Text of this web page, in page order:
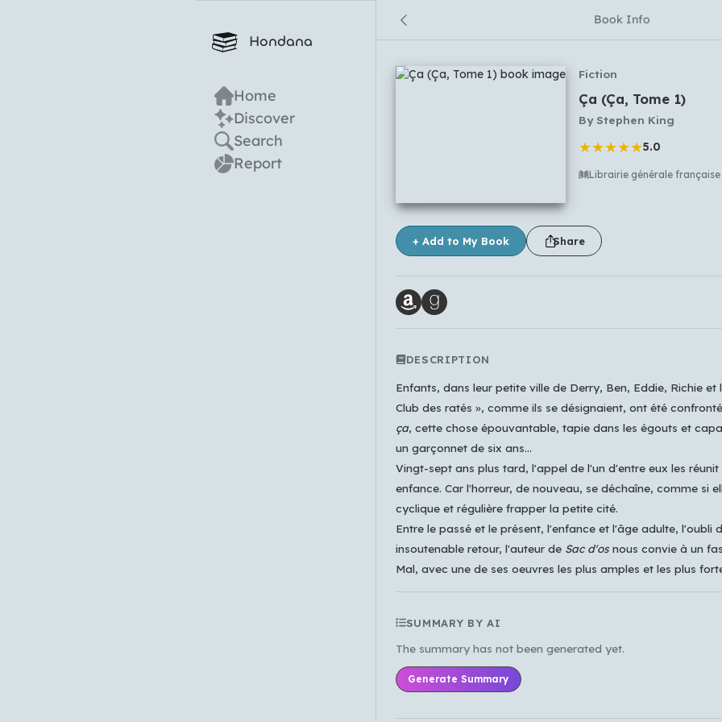
Hondana
Home
Discover
Search
Report
Book Info
Fiction
Ça (Ça, Tome 1)
ByStephen King
★★★★★5.0
Librairie générale française
+ Add to My Book Share
DESCRIPTION
Enfants, dans leur petite ville de Derry, Ben, Eddie, Richie
Club des ratés », comme ils se désignaient, ont été
ça, cette chose épouvantable, tapie dans les égouts et
un garçonnet de six ans...
Vingt-sept ans plus tard, l'appel de l'un d'entre eux les réunit
enfance. Car l'horreur, de nouveau, se déchaîne, comme si
cyclique et régulière frapper la petite cité.
Entre le passé et le présent, l'enfance et l'âge adulte, l'oubli
insoutenable retour, l'auteur de Sac d'osnous convie à un
Mal, avec une de ses oeuvres les plus amples et les plus
SUMMARY BY AI
The summary has not been generated yet.
Generate Summary
Which languages of books would you like to see on
the main feed?
All Languages English
Español
Français
Português हिन्दी
日本語
한국어
No comments yet